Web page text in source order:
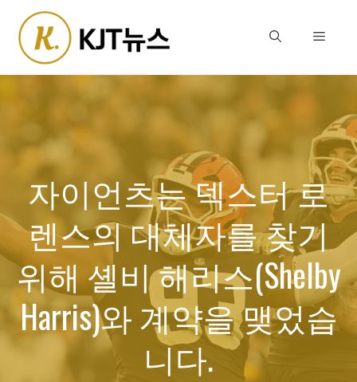
content
Menu
자이언츠는 덱스터 로
렌스의 대체자를 찾기
위해 셸비 해리스(Shelby
Harris)와 계약을 맺었습
니다.